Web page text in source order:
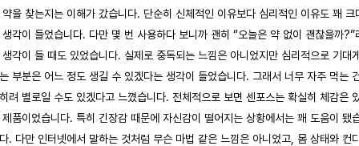
약을 찾는지는 이해가 갔습니다. 단순히 신체적인 이유보다 심리적인 이유도 꽤 크
생각이 들었습니다. 다만 몇 번 사용하다 보니까 괜히 “오늘은 약 없이 괜찮을까?”
각이 들 때도 있었습니다. 실제로 중독되는 느낌은 아니었지만 심리적으로 기대게
부분은 어느 정도 생길 수 있겠다는 생각이 들었습니다. 그래서 너무 자주 먹는
려 별로일 수도 있겠다고 느꼈습니다. 전체적으로 보면 센포스는 확실히 체감은
품이었습니다. 특히 긴장감 때문에 자신감이 떨어지는 상황에서는 꽤 도움이 됐
. 다만 인터넷에서 말하는 것처럼 무슨 마법 같은 느낌은 아니었고, 몸 상태와 컨디